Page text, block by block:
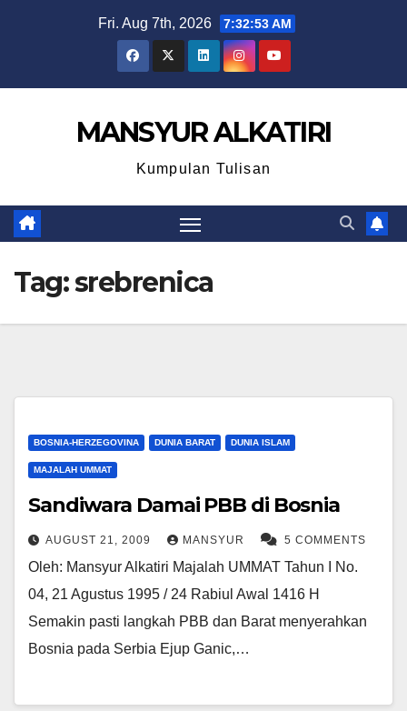
Fri. Aug 7th, 2026 7:32:53 AM
MANSYUR ALKATIRI
Kumpulan Tulisan
Tag:srebrenica
BOSNIA-HERZEGOVINA DUNIA BARAT DUNIA ISLAM
MAJALAH UMMAT
Sandiwara Damai PBB di Bosnia
AUGUST 21, 2009 MANSYUR 5 COMMENTS
Oleh: Mansyur Alkatiri Majalah UMMAT Tahun I No.
04, 21 Agustus 1995 / 24 Rabiul Awal 1416 H
Semakin pasti langkah PBB dan Barat menyerahkan
Bosnia pada Serbia Ejup Ganic,…